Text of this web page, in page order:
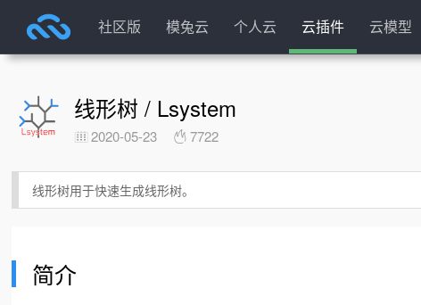
社区版 模兔云 个人云 云插件 云模型
线形树 / Lsystem
2020-05-23 7722
线形树用于快速生成线形树。
简介